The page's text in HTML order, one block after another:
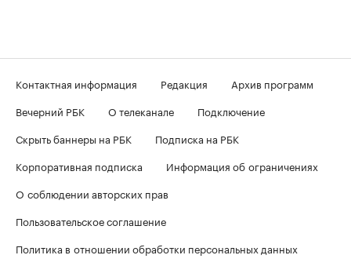
Контактная информация Редакция
Архив программ
Вечерний РБК
О телеканале
Подключение
Скрыть баннеры на РБК
Подписка на РБК
Корпоративная подписка
Информация об ограничениях
О соблюдении авторских прав
Пользовательское соглашение
Политика в отношении обработки персональных данных